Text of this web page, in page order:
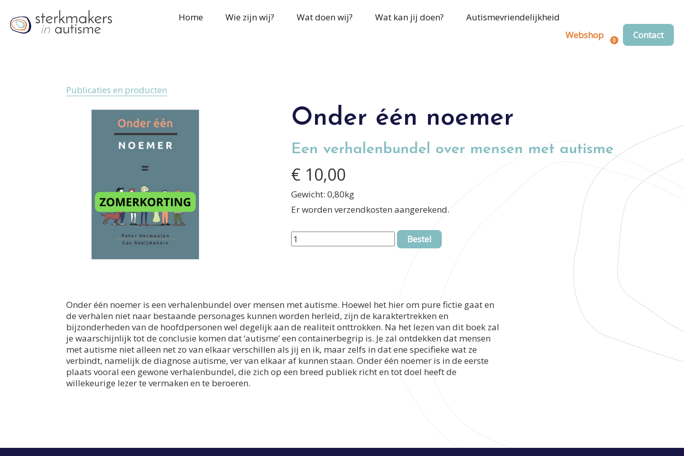
Home Wie zijn wij? Wat doen wij? Wat kan jij doen?
Autismevriendelijkheid
Webshop
0
Contact
Publicaties en producten
Onder één noemer
Een verhalenbundel over mensen met autisme
€ 10,00
Gewicht: 0,80kg
Er worden verzendkosten aangerekend.
Bestel
Onder één noemer is een verhalenbundel over mensen met autisme. Hoewel het hier om pure fictie gaat en
de verhalen niet naar bestaande personages kunnen worden herleid, zijn de karaktertrekken en
bijzonderheden van de hoofdpersonen wel degelijk aan de realiteit onttrokken. Na het lezen van dit boek zal
je waarschijnlijk tot de conclusie komen dat ‘autisme’ een containerbegrip is. Je zal ontdekken dat mensen
met autisme niet alleen net zo van elkaar verschillen als jij en ik, maar zelfs in dat ene specifieke wat ze
verbindt, namelijk de diagnose autisme, ver van elkaar af kunnen staan. Onder één noemer is in de eerste
plaats vooral een gewone verhalenbundel, die zich op een breed publiek richt en tot doel heeft de
willekeurige lezer te vermaken en te beroeren.